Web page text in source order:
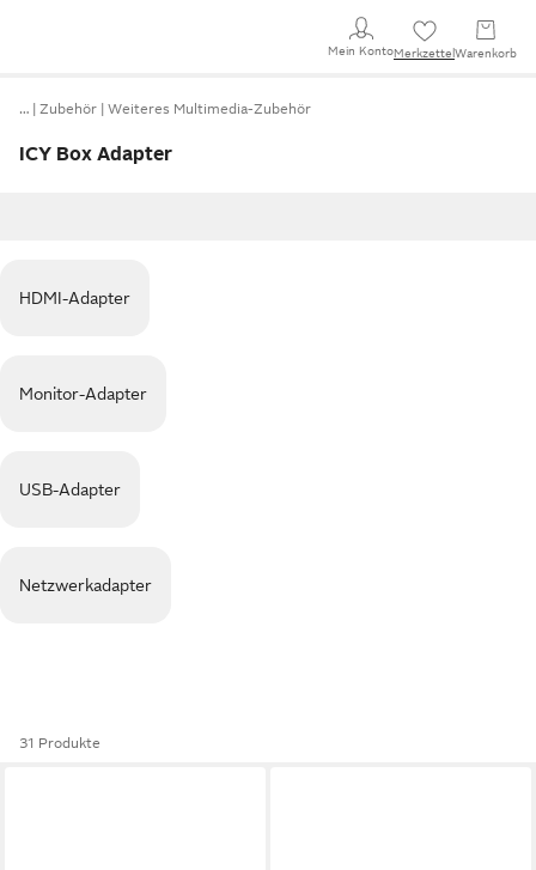
Mein KontoMerkzettel Warenkorb
… Zubehör Weiteres Multimedia-Zubehör
ICY Box Adapter
HDMI-Adapter
Monitor-Adapter
USB-Adapter
Netzwerkadapter
31 Produkte